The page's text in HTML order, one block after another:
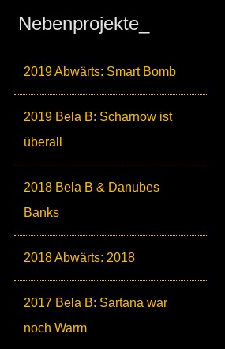
Nebenprojekte_
2019 Abwärts: Smart Bomb
2019 Bela B: Scharnow ist
überall
2018 Bela B & Danubes
Banks
2018 Abwärts: 2018
2017 Bela B: Sartana war
noch Warm